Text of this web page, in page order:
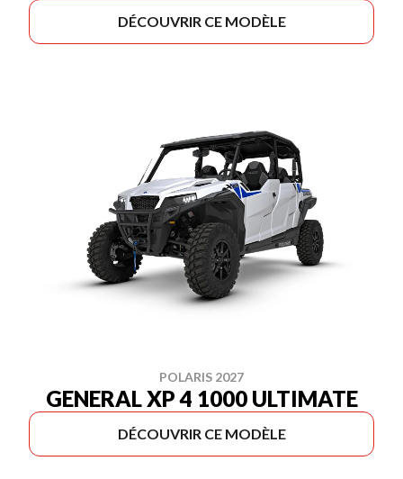
DÉCOUVRIR CE MODÈLE
POLARIS 2027
GENERAL XP 4 1000 ULTIMATE
DÉCOUVRIR CE MODÈLE